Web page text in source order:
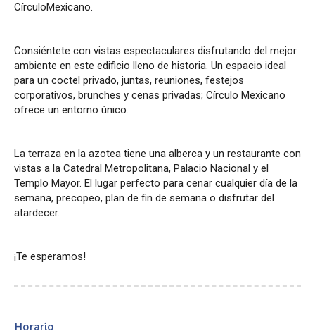
CírculoMexicano.
Consiéntete con vistas espectaculares disfrutando del mejor
ambiente en este edificio lleno de historia. Un espacio ideal
para un coctel privado, juntas, reuniones, festejos
corporativos, brunches y cenas privadas; Círculo Mexicano
ofrece un entorno único.
La terraza en la azotea tiene una alberca y un restaurante con
vistas a la Catedral Metropolitana, Palacio Nacional y el
Templo Mayor. El lugar perfecto para cenar cualquier día de la
semana, precopeo, plan de fin de semana o disfrutar del
atardecer.
¡Te esperamos!
Horario